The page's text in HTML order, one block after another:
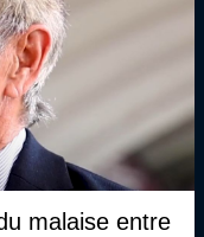
malaise entre